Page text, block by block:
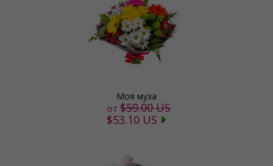
Моя муза
от $59.00 US
$53.10 US